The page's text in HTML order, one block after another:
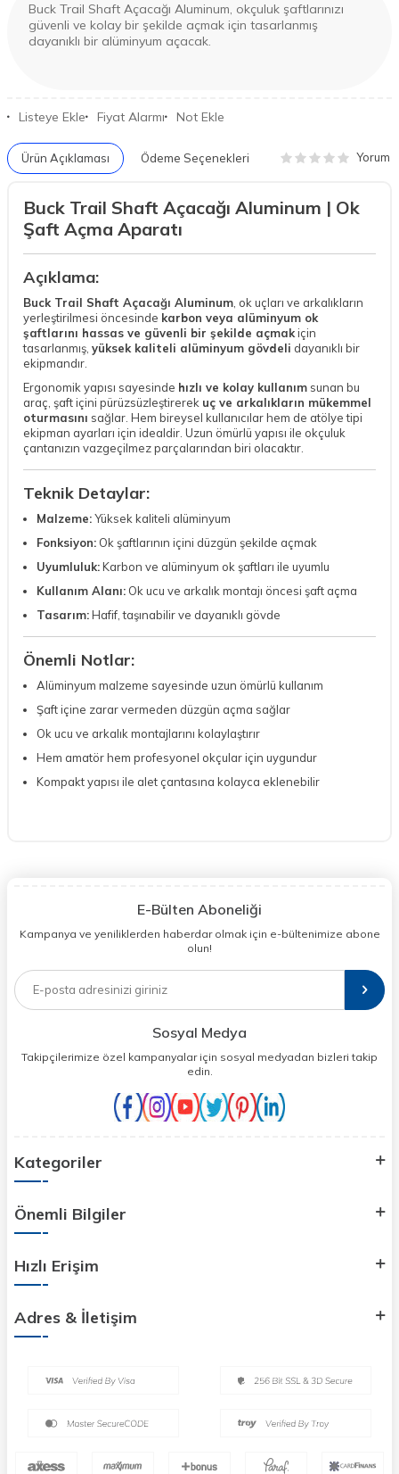
Buck Trail Shaft Açacağı Aluminum, okçuluk şaftlarınızı
güvenli ve kolay bir şekilde açmak için tasarlanmış
dayanıklı bir alüminyum açacak.
Listeye Ekle Fiyat Alarmı Not Ekle
Ürün Açıklaması Ödeme Seçenekleri Yorum
Buck Trail Shaft Açacağı Aluminum | Ok
Şaft Açma Aparatı
Açıklama:
Buck Trail Shaft Açacağı Aluminum , ok uçları ve arkalıkların
yerleştirilmesi öncesinde karbon veya alüminyum ok
şaftlarını hassas ve güvenli bir şekilde açmakiçin
tasarlanmış, yüksek kaliteli alüminyum gövdeli dayanıklı bir
ekipmandır.
Ergonomik yapısı sayesinde hızlı ve kolay kullanım sunan bu
araç, şaft içini pürüzsüzleştirerek uç ve arkalıkların mükemmel
oturmasını sağlar. Hem bireysel kullanıcılar hem de atölye tipi
ekipman ayarları için idealdir. Uzun ömürlü yapısı ile okçuluk
çantanızın vazgeçilmez parçalarından biri olacaktır.
Teknik Detaylar:
Malzeme:Yüksek kaliteli alüminyum
Fonksiyon: Ok şaftlarının içini düzgün şekilde açmak
Uyumluluk:Karbon ve alüminyum ok şaftları ile uyumlu
Kullanım Alanı: Ok ucu ve arkalık montajı öncesi şaft açma
Tasarım:Hafif, taşınabilir ve dayanıklı gövde
Önemli Notlar:
Alüminyum malzeme sayesinde uzun ömürlü kullanım
Şaft içine zarar vermeden düzgün açma sağlar
Ok ucu ve arkalık montajlarını kolaylaştırır
Hem amatör hem profesyonel okçular için uygundur
Kompakt yapısı ile alet çantasına kolayca eklenebilir
E-Bülten Aboneliği
Kampanya ve yeniliklerden haberdar olmak için e-bültenimize abone
olun!
Sosyal Medya
Takipçilerimize özel kampanyalar için sosyal medyadan bizleri takip
edin.
Kategoriler
Önemli Bilgiler
Hızlı Erişim
Adres & İletişim